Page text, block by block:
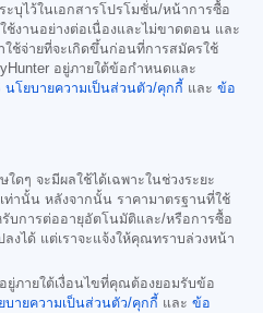
บุไว้ในเอกสารโปรโมชั่น/หน้าการซื้อ
ช้งานอย่างต่อเนื่องและไม่ขาดตอน และ
ใช้จ่ายที่จะเกิดขึ้นก่อนที่การสมัครใช้
อยู่ภายใต้ข้อกำหนดและ
นโยบายความเป็นส่วนตัว/คุกกี้ และ ข้อ
ดๆ จะมีผลใช้ได้เฉพาะในช่วงระยะ
ท่านั้น หลังจากนั้น ราคามาตรฐานที่ใช้
บการต่ออายุอัตโนมัติและ/หรือการซื้อ
งได้ แต่เราจะแจ้งให้คุณทราบล่วงหน้า
ยู่ภายใต้เงื่อนไขที่คุณต้องยอมรับข้อ
บายความเป็นส่วนตัว/คุกกี้ และ ข้อ